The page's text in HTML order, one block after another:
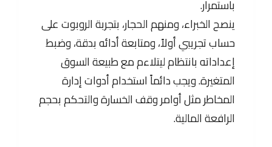
باستمرار.
ينصح الخبراء، ومنهم الحجار، بتجربة الروبوت على
حساب تجريبي أولاً، ومتابعة أدائه بدقة، وضبط
إعداداته بانتظام ليتلاءم مع طبيعة السوق
المتغيرة. ويجب دائماً استخدام أدوات إدارة
المخاطر مثل أوامر وقف الخسارة والتحكم بحجم
الرافعة المالية.